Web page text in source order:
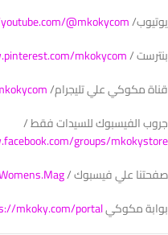
يوتيوب/@mkokycom
بنترست /mkokycom
قناة مكوكي علي تليجرام/
جروب الفيسبوك للسيدات فقط /
groups/mkokystore
صفحتنا علي فيسبوك /
بوابة مكوكي